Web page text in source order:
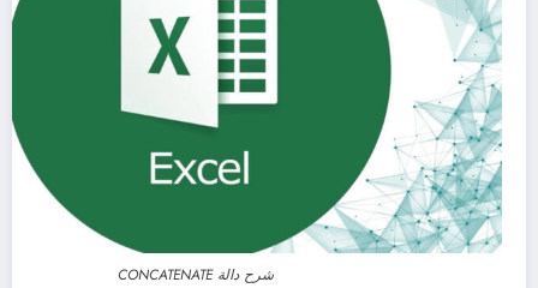
شرح دالة CONCATENATE